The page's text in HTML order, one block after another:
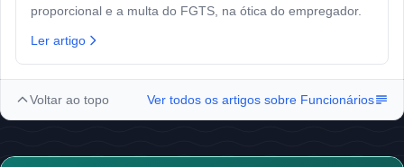
proporcional e a multa do FGTS, na ótica do empregador.
Ler artigo
Voltar ao topo Ver todos os artigos sobre Funcionários